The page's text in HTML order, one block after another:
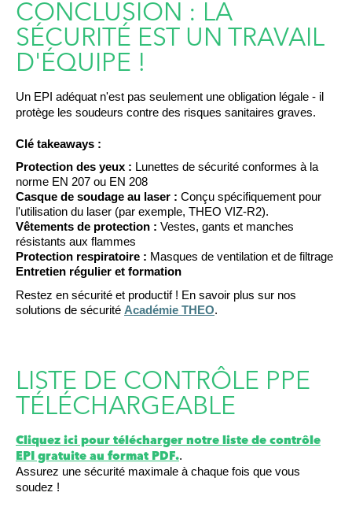
CONCLUSION : LA
SÉCURITÉ EST UN TRAVAIL
D'ÉQUIPE !
Un EPI adéquat n'est pas seulement une obligation légale - il
protège les soudeurs contre des risques sanitaires graves.
Clé takeaways :
Protection des yeux : Lunettes de sécurité conformes à la
norme EN 207 ou EN 208
Casque de soudage au laser : Conçu spécifiquement pour
l'utilisation du laser (par exemple, THEO VIZ-R2).
Vêtements de protection : Vestes, gants et manches
résistants aux flammes
Protection respiratoire : Masques de ventilation et de filtrage
Entretien régulier et formation
Restez en sécurité et productif ! En savoir plus sur nos
solutions de sécurité Académie THEO.
LISTE DE CONTRÔLE PPE
TÉLÉCHARGEABLE
Cliquez ici pour télécharger notre liste de contrôle
EPI gratuite au format PDF..
Assurez une sécurité maximale à chaque fois que vous
soudez !